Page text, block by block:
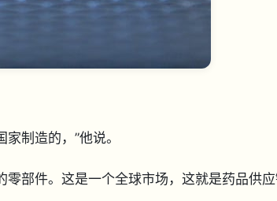
制造的，”他说。
部件。这是一个全球市场，这就是药品供